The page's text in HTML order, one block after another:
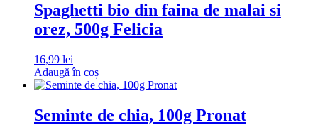
Spaghetti bio din faina de malai si
orez, 500g Felicia
16,99 lei
Adaugă în coș
Seminte de chia, 100g Pronat